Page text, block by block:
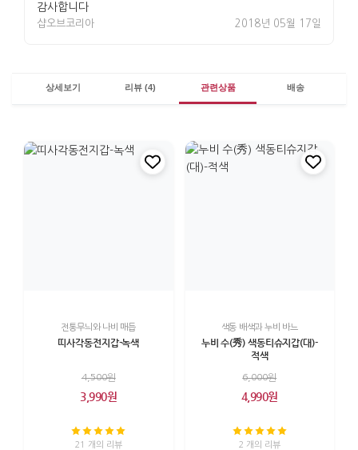
감사합니다
샵오브코리아 2018년 05월 17일
상세보기 리뷰 (4) 관련상품 배송
전통무늬와 나비 매듭
띠사각동전지갑-녹색
4,500원
3,990원
21 개의 리뷰
색동 배색과 누비 바느
누비 수(秀) 색동티슈지갑(대)-
적색
6,000원
4,990원
2 개의 리뷰